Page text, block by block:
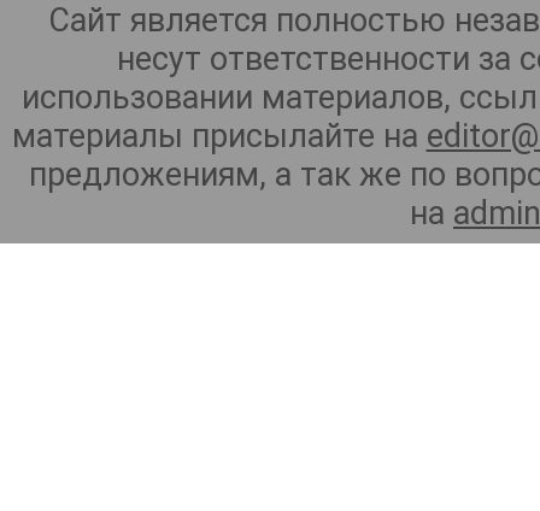
Сайт является полностью
несут ответственности
использовании материалов,
материалы присылайте на
предложениям, а так же по
на